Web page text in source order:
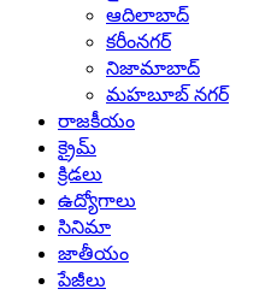
ఆదిలాబాద్
కరీంనగర్
నిజామాబాద్
మహబూబ్ నగర్
రాజకీయం
క్రైమ్
క్రిడలు
ఉద్యోగాలు
సినిమా
జాతీయం
పేజీలు